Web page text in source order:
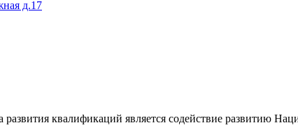
д.17
развития квалификаций является содействие развитию